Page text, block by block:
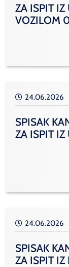
ZA ISPIT IZ
VOZILOM
24.06.2026
SPISAK
ZA ISPIT
24.06.2026
SPISAK
ZA ISPIT